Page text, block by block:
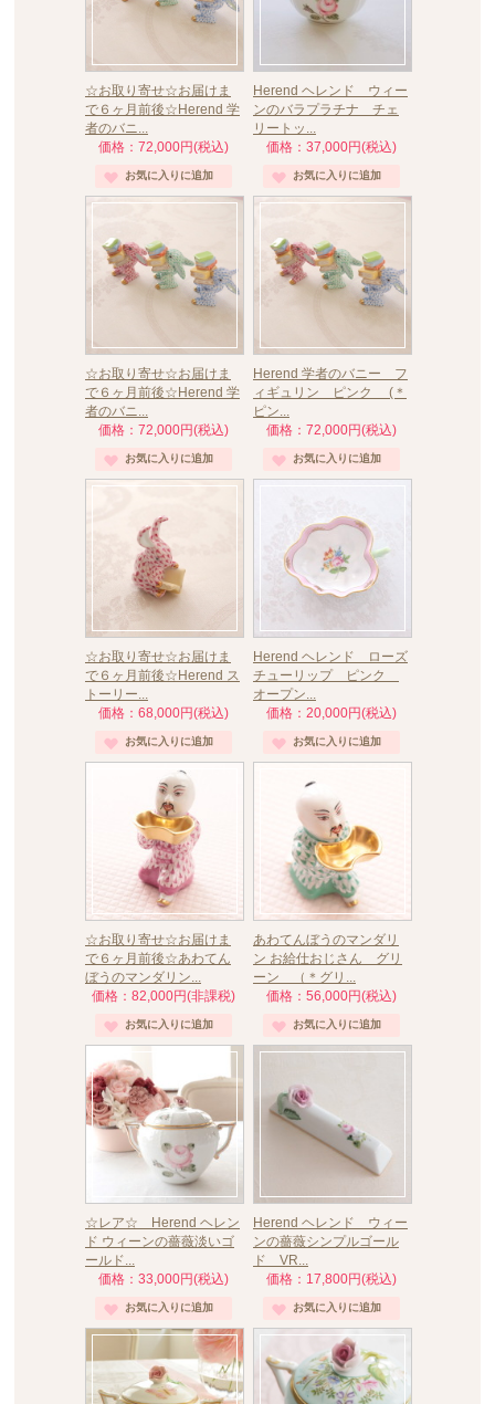
☆お取り寄せ☆お届けま
で６ヶ月前後☆Herend 学
者のバニ...
価格：72,000円(税込)
Herend ヘレンド ウィー
ンのバラプラチナ チェ
リートッ...
価格：37,000円(税込)
☆お取り寄せ☆お届けま
で６ヶ月前後☆Herend 学
者のバニ...
価格：72,000円(税込)
Herend 学者のバニー フ
ィギュリン ピンク (＊
ピン...
価格：72,000円(税込)
☆お取り寄せ☆お届けま
で６ヶ月前後☆Herend ス
トーリー...
価格：68,000円(税込)
Herend ヘレンド ローズ
チューリップ ピンク
オープン...
価格：20,000円(税込)
☆お取り寄せ☆お届けま
で６ヶ月前後☆あわてん
ぼうのマンダリン...
価格：82,000円(非課税)
あわてんぼうのマンダリ
ン お給仕おじさん グリ
ーン （＊グリ...
価格：56,000円(税込)
☆レア☆ Herend ヘレン
ド ウィーンの薔薇淡いゴ
ールド...
価格：33,000円(税込)
Herend ヘレンド ウィー
ンの薔薇シンプルゴール
ド VR...
価格：17,800円(税込)